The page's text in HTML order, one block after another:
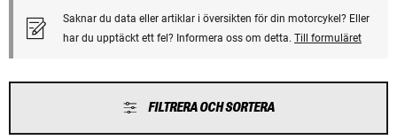
Saknar du data eller artiklar i översikten för din motorcykel? Eller
har du upptäckt ett fel? Informera oss om detta. Till formuläret
FILTRERA OCH SORTERA